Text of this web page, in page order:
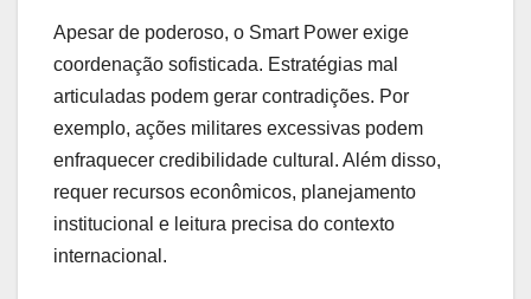
Apesar de poderoso, o Smart Power exige
coordenação sofisticada. Estratégias mal
articuladas podem gerar contradições. Por
exemplo, ações militares excessivas podem
enfraquecer credibilidade cultural. Além disso,
requer recursos econômicos, planejamento
institucional e leitura precisa do contexto
internacional.